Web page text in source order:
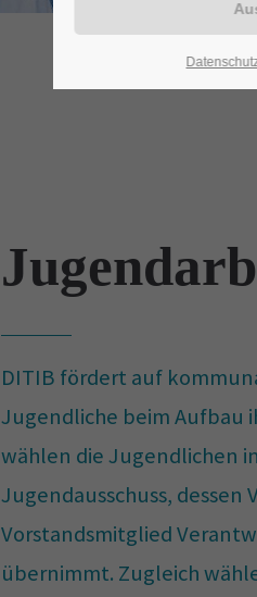
DITIB fördert auf
Jugendliche beim Aufbau
wählen die Jugendlichen
Jugendausschuss,
Vorstandsmitglied
übernimmt. Zugleich